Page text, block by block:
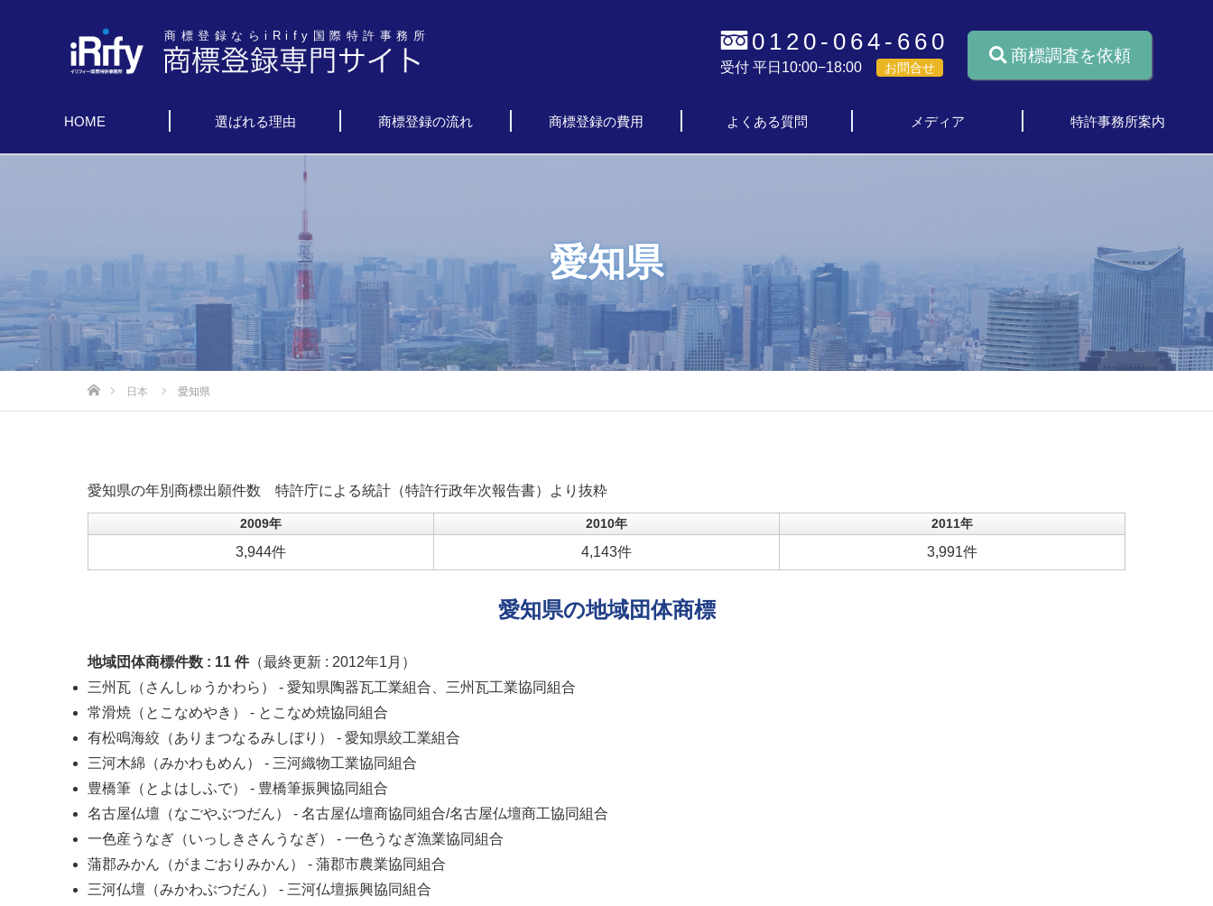
商標登録ならiRify国際特許事務所 0120-064-660
受付 平日10:00−18:00 お問合せ
商標調査を依頼
HOME 選ばれる理由 商標登録の流れ 商標登録の費用 よくある質問 メディア 特許事務所案内
愛知県
日本 愛知県
愛知県の年別商標出願件数 特許庁による統計（特許行政年次報告書）より抜粋
2009年 2010年 2011年
3,944件 4,143件 3,991件
愛知県の地域団体商標
地域団体商標件数 : 11 件（最終更新 : 2012年1月）
三州瓦（さんしゅうかわら）
- 愛知県陶器瓦工業組合、三州瓦工業協同組合
常滑焼（とこなめやき）
- とこなめ焼協同組合
有松鳴海絞（ありまつなるみしぼり）
- 愛知県絞工業組合
三河木綿（みかわもめん）
- 三河織物工業協同組合
豊橋筆（とよはしふで）
- 豊橋筆振興協同組合
名古屋仏壇（なごやぶつだん）
- 名古屋仏壇商協同組合/名古屋仏壇商工協同組合
一色産うなぎ（いっしきさんうなぎ）
- 一色うなぎ漁業協同組合
蒲郡みかん（がまごおりみかん）
- 蒲郡市農業協同組合
三河仏壇（みかわぶつだん）
- 三河仏壇振興協同組合